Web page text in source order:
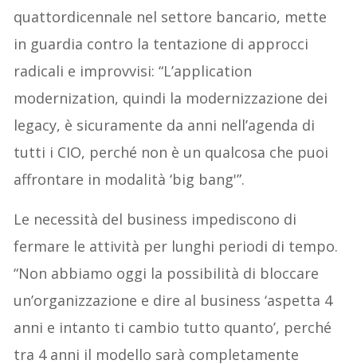
quattordicennale nel settore bancario, mette
in guardia contro la tentazione di approcci
radicali e improvvisi: “L’application
modernization, quindi la modernizzazione dei
legacy, è sicuramente da anni nell’agenda di
tutti i CIO, perché non è un qualcosa che puoi
affrontare in modalità ‘big bang'”.
Le necessità del business impediscono di
fermare le attività per lunghi periodi di tempo.
“Non abbiamo oggi la possibilità di bloccare
un’organizzazione e dire al business ‘aspetta 4
anni e intanto ti cambio tutto quanto’, perché
tra 4 anni il modello sarà completamente